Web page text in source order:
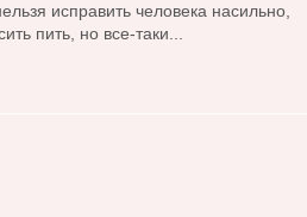
исправить человека насильно,
пить, но все-таки...